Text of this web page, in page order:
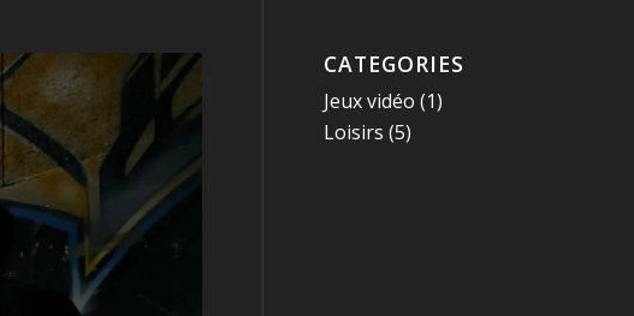
CATEGORIES
Jeux vidéo (1)
Loisirs (5)